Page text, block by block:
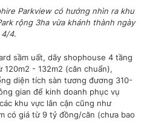
Parkview có hướng nhìn ra khu
rộng 3ha vừa khánh thành ngày
4/4.
sầm uất, dãy shophouse 4 tầng
- 132m2 (căn chuẩn),
diện tích sàn tương đương 310-
gian để kinh doanh phục vụ
khu vực lân cận cũng như
có giá từ 9 tỷ đồng/căn (chưa bao